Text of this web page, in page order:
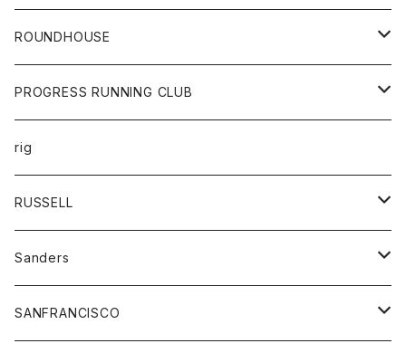
カーディガン
ニット
ベスト
ショートパンツ
パンツ
レディース
カットソー
コート
ボトム
ROUNDHOUSE
エプロン
キッズ
オーバーオール
ボトム
ペインターパンツ
PROGRESS RUNNING CLUB
トップス
Tシャツ
グッズ
帽子
rig
RUSSELL
アウター
コート
スカート
Sanders
グッズ
SANFRANCISCO